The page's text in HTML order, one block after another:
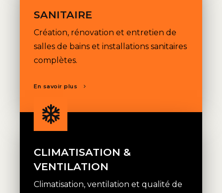
SANITAIRE
Création, rénovation et entretien de
salles de bains et installations sanitaires
complètes.
En savoir plus
CLIMATISATION &
VENTILATION
Climatisation, ventilation et qualité de